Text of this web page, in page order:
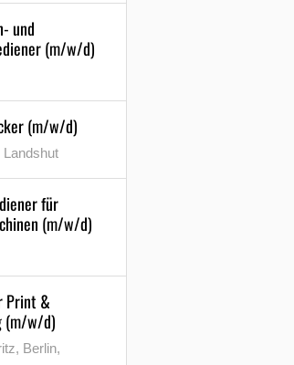
und
(m/w/d)
(m/w/d)
Landshut
für
(m/w/d)
Print &
(m/w/d)
Berlin,